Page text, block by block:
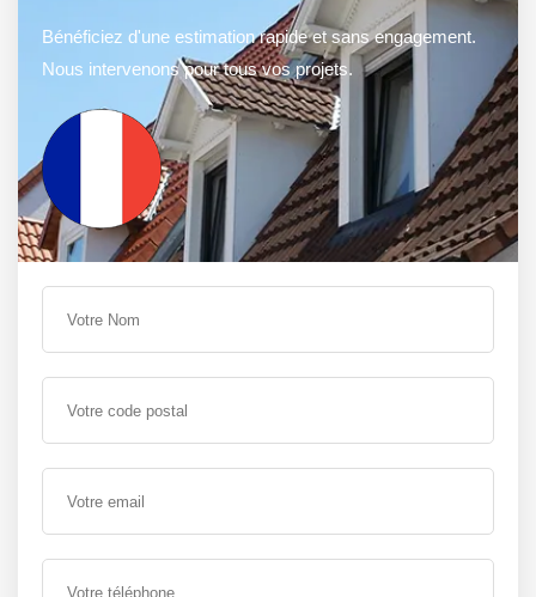
Bénéficiez d'une estimation rapide et sans engagement.
Nous intervenons pour tous vos projets.